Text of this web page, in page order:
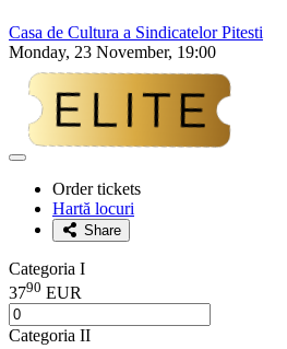
Casa de Cultura a Sindicatelor Pitesti
Monday, 23 November, 19:00
Adaugă
favoriteOrder tickets
Hartă locuri
Share
Categoria I
3790 EUR
Categoria II